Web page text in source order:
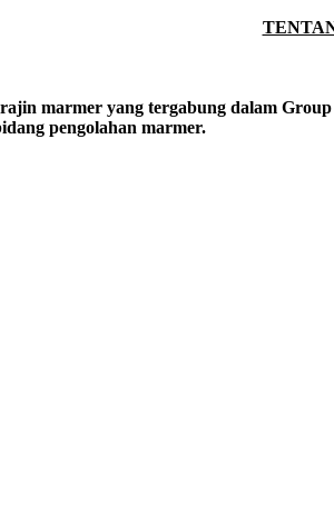
marmer yang tergabung dalam
pengolahan marmer.